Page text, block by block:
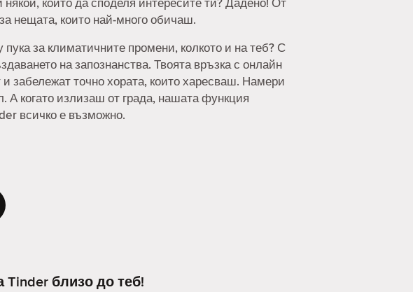
нещата, които най-много обичаш.
за климатичните промени, колкото и на теб? С
на запознанства. Твоята връзка с онлайн
забележат точно хората, които харесваш. Намери
А когато излизаш от града, нашата функция
всичко е възможно.
близо до теб!